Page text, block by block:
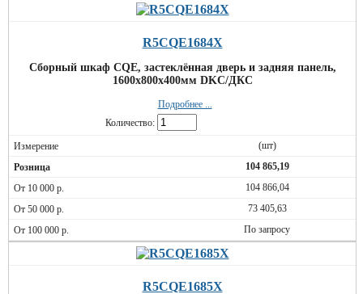
R5CQE1684X
Сборный шкаф CQE, застеклённая дверь и задняя панель,
1600x800x400мм DKC/ДКС
Подробнее ...
Количество:
(шт)
104 865,19
104 866,04
73 405,63
По запросу
R5CQE1685X